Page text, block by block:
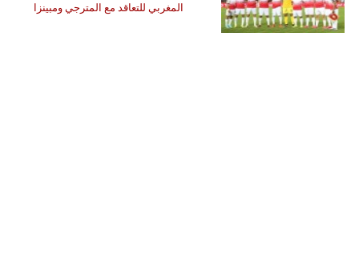
المغربي للتعاقد مع المترجي ومبينزا